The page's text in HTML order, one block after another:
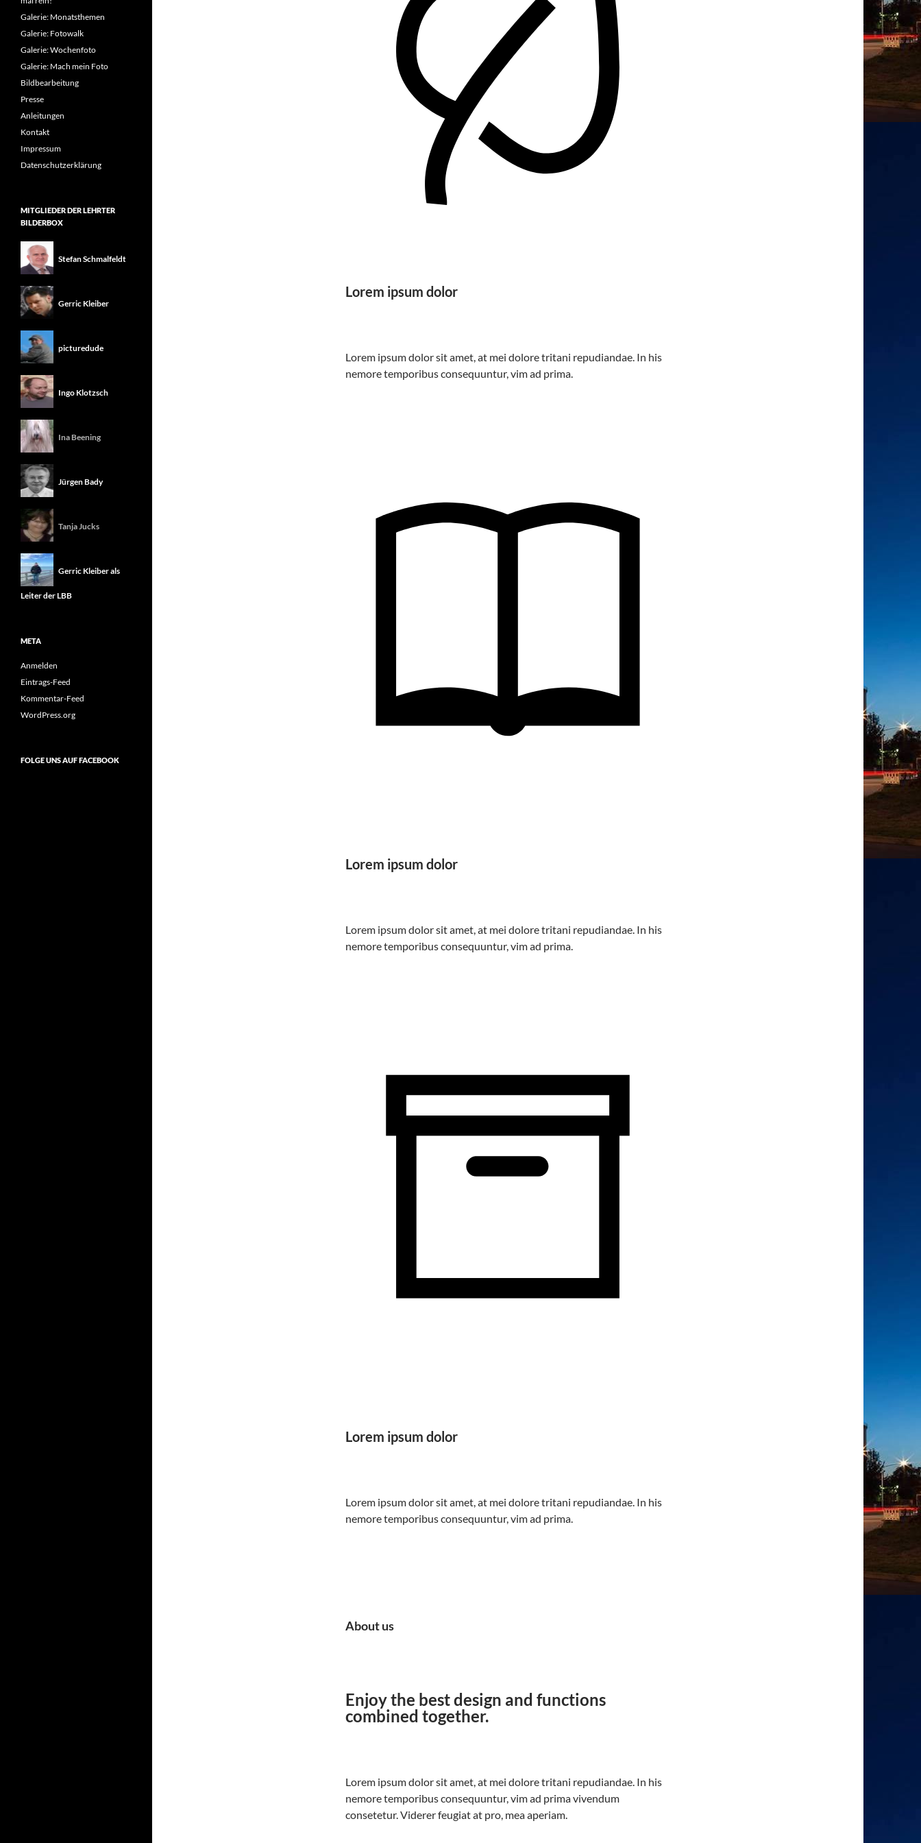
Lorem ipsum dolor
Lorem ipsum dolor sit amet, at mei dolore tritani repudiandae. In his
nemore temporibus consequuntur, vim ad prima.
Lorem ipsum dolor
Lorem ipsum dolor sit amet, at mei dolore tritani repudiandae. In his
nemore temporibus consequuntur, vim ad prima.
Lorem ipsum dolor
Lorem ipsum dolor sit amet, at mei dolore tritani repudiandae. In his
nemore temporibus consequuntur, vim ad prima.
About us
Enjoy the best design and functions
combined together.
Lorem ipsum dolor sit amet, at mei dolore tritani repudiandae. In his
nemore temporibus consequuntur, vim ad prima vivendum
consetetur. Viderer feugiat at pro, mea aperiam.
Galerie: Monatsthemen
Galerie: Fotowalk
Galerie: Wochenfoto
Galerie: Mach mein Foto
Bildbearbeitung
Presse
Anleitungen
Kontakt
Impressum
Datenschutzerklärung
MITGLIEDER DER LEHRTER
BILDERBOX
Stefan Schmalfeldt
Gerric Kleiber
picturedude
Ingo Klotzsch
Ina Beening
Jürgen Bady
Tanja Jucks
Gerric Kleiber als
Leiter der LBB
META
Anmelden
Eintrags-Feed
Kommentar-Feed
WordPress.org
FOLGE UNS AUF FACEBOOK